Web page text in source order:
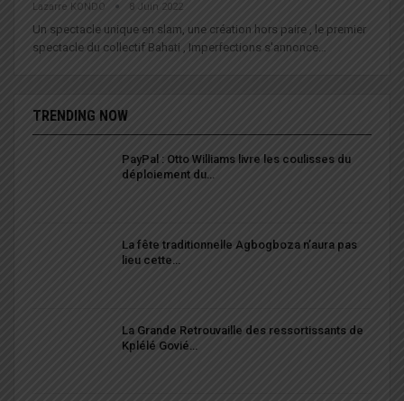
Lazarre KONDO 8 Juin 2022
Un spectacle unique en slam, une création hors paire , le premier
spectacle du collectif Bahati , Imperfections s'annonce…
TRENDING NOW
PayPal : Otto Williams livre les coulisses du
déploiement du…
La fête traditionnelle Agbogboza n’aura pas
lieu cette…
La Grande Retrouvaille des ressortissants de
Kplélé Govié…